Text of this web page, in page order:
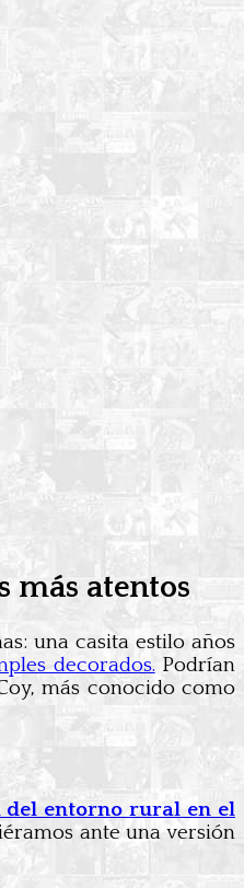
más atentos
una casita estilo años
decorados. Podrían
más conocido como
del entorno rural en el
ante una versión